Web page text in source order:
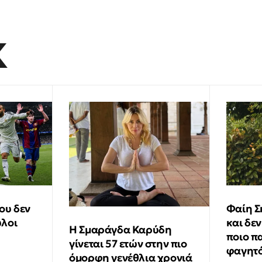
δεν
Η Σμαράγδα Καρύδη
γίνεται 57 ετών στην πιο
όμορφη γενέθλια χρονιά
Φαίη
και
ποιο